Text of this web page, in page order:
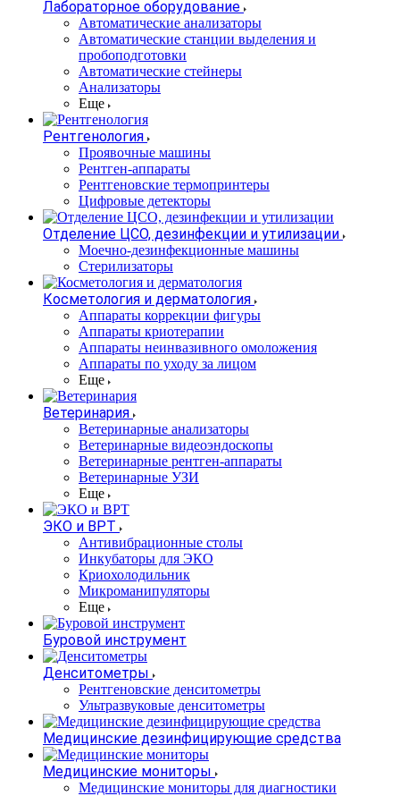
Лабораторное оборудование
Автоматические анализаторы
Автоматические станции выделения и
пробоподготовки
Автоматические стейнеры
Анализаторы
Еще
Рентгенология
Проявочные машины
Рентген-аппараты
Рентгеновские термопринтеры
Цифровые детекторы
Отделение ЦСО, дезинфекции и утилизации
Моечно-дезинфекционные машины
Стерилизаторы
Косметология и дерматология
Аппараты коррекции фигуры
Аппараты криотерапии
Аппараты неинвазивного омоложения
Аппараты по уходу за лицом
Еще
Ветеринария
Ветеринарные анализаторы
Ветеринарные видеоэндоскопы
Ветеринарные рентген-аппараты
Ветеринарные УЗИ
Еще
ЭКО и ВРТ
Антивибрационные столы
Инкубаторы для ЭКО
Криохолодильник
Микроманипуляторы
Еще
Буровой инструмент
Денситометры
Рентгеновские денситометры
Ультразвуковые денситометры
Медицинские дезинфицирующие средства
Медицинские мониторы
Медицинские мониторы для диагностики